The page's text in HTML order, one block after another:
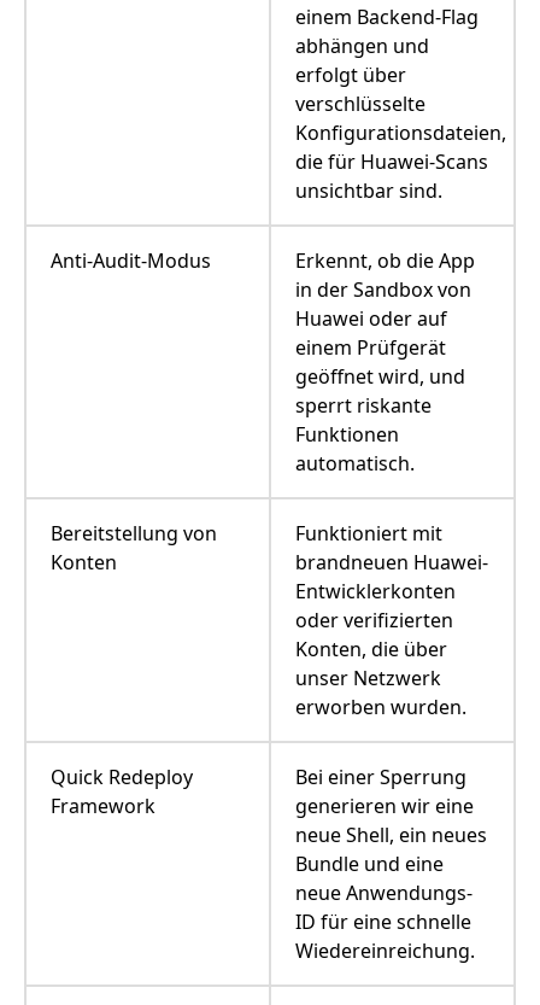
einem Backend-Flag
abhängen und
erfolgt über
verschlüsselte
Konfigurationsdateien,
die für Huawei-Scans
unsichtbar sind.
Anti-Audit-Modus
Erkennt, ob die App
in der Sandbox von
Huawei oder auf
einem Prüfgerät
geöffnet wird, und
sperrt riskante
Funktionen
automatisch.
Bereitstellung von
Konten
Funktioniert mit
brandneuen Huawei-
Entwicklerkonten
oder verifizierten
Konten, die über
unser Netzwerk
erworben wurden.
Quick Redeploy
Framework
Bei einer Sperrung
generieren wir eine
neue Shell, ein neues
Bundle und eine
neue Anwendungs-
ID für eine schnelle
Wiedereinreichung.